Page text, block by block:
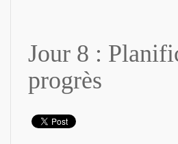
Jour 8 :
progrès